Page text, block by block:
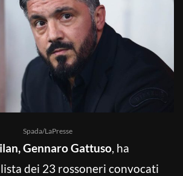
Spada/LaPresse
Gennaro Gattuso, ha
dei 23 rossoneri convocati